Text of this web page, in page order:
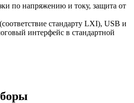
по напряжению и току, защита от
стандарту LXI), USB и
интерфейс в стандартной